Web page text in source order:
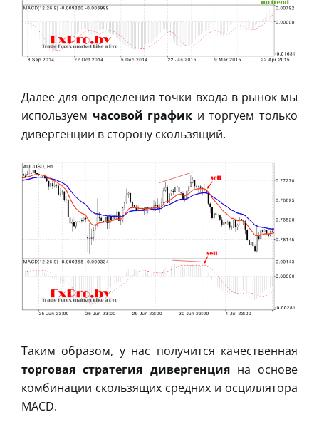
Далее для определения точки входа в рынок мы
используем часовой график и торгуем только
дивергенции в сторону скользящий.
Таким образом, у нас получится качественная
торговая стратегия дивергенцияна основе
комбинации скользящих средних и осциллятора
MACD.